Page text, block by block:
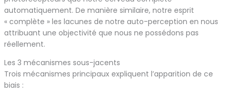
automatiquement. De manière similaire, notre esprit
« complète » les lacunes de notre auto-perception en nous
attribuant une objectivité que nous ne possédons pas
réellement.
Les 3 mécanismes sous-jacents
Trois mécanismes principaux expliquent l’apparition de ce
biais :